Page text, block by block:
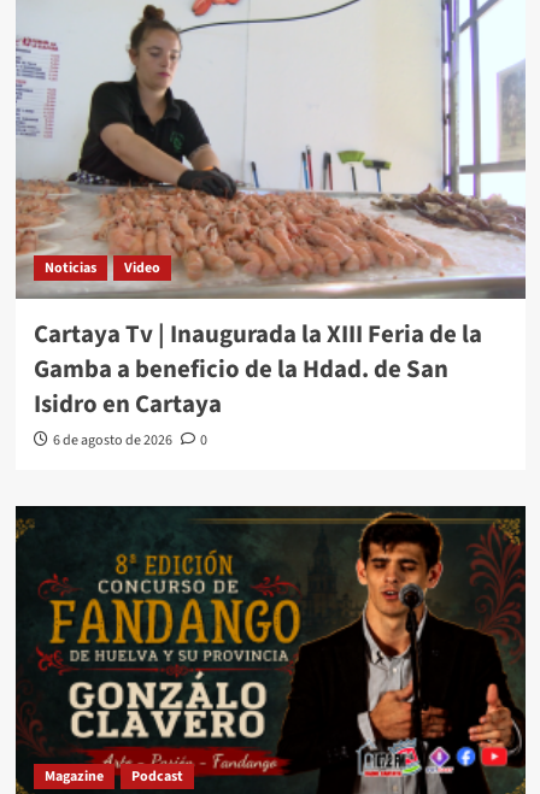
Noticias Video
Cartaya Tv | Inaugurada la XIII Feria de la
Gamba a beneficio de la Hdad. de San
Isidro en Cartaya
6 de agosto de 2026 0
Magazine Podcast